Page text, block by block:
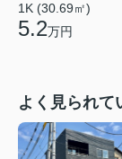
1K (30.69㎡)
5.2万円
よく見られて